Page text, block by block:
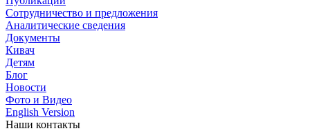
Сотрудничество и предложения
Аналитические сведения
Документы
Кивач
Детям
Блог
Новости
Фото и Видео
English Version
Наши контакты